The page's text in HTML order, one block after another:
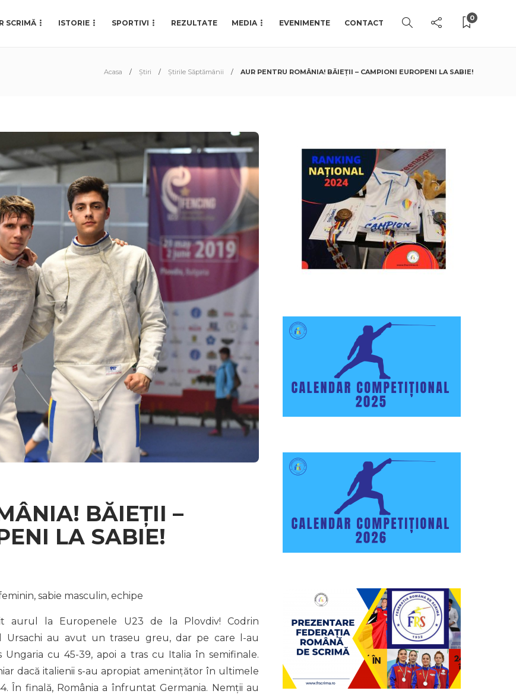
SCRIMĂ ISTORIE SPORTIVI REZULTATE MEDIA EVENIMENTE CONTACT
0
Acasa Știri Știrile Săptămânii AUR PENTRU ROMÂNIA! BĂIEȚII – CAMPIONI EUROPENI LA SABIE!
BĂIEȚII –
LA SABIE!
sabie masculin, echipe
aurul la Europenele U23 de la Plovdiv! Codrin
Ursachi au avut un traseu greu, dar pe care l-au
Ungaria cu 45-39, apoi a tras cu Italia în semifinale.
dacă italienii s-au apropiat amenințător în ultimele
În finală, România a înfruntat Germania. Nemții au